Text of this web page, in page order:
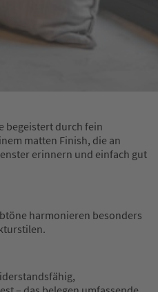
begeistert durch fein
matten Finish, die an
erinnern und einfach gut
harmonieren besonders